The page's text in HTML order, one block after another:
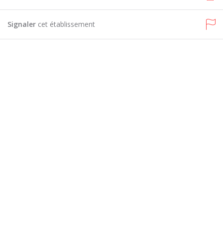
Signaler cet établissement